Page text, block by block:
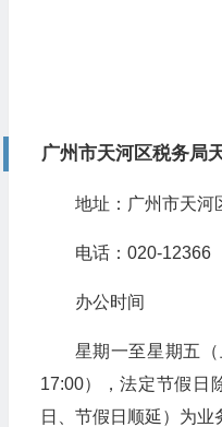
广州市天河区税务局
地址：广州市天河
电话：020-12366
办公时间
星期一至星期五
17:00），法定节假日
日、节假日顺延）为业